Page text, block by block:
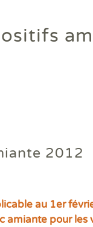
Diagamter
2012
au 1er
amiante pour les